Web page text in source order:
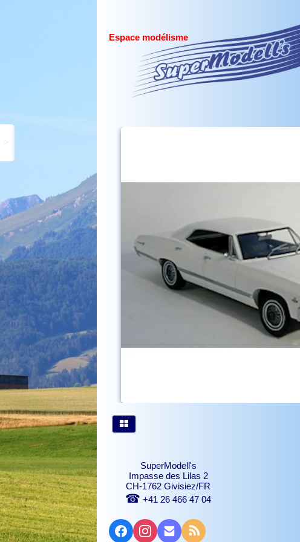
Espace modélisme
SuperModell's
Impasse des Lilas 2
CH-1762 Givisiez/FR
☎ +41 26 466 47 04